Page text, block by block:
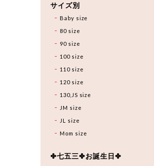
サイズ別
Baby size
80 size
90 size
100 size
110 size
120 size
130,JS size
JM size
JL size
Mom size
✤七五三✤お誕生日✤